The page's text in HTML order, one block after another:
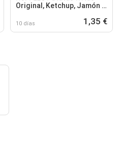
Original, Ketchup, Jamón o
10 días 1,35 €